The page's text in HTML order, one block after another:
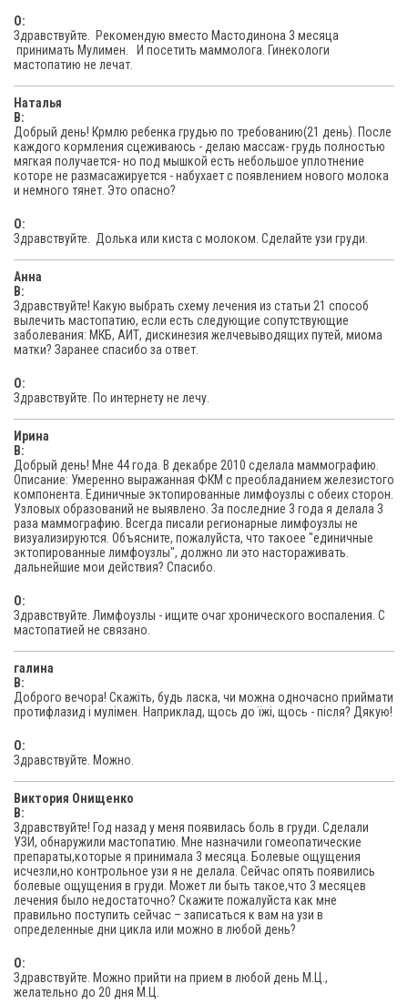
O:
Здравствуйте. Рекомендую вместо Мастодинона 3 месяца
принимать Мулимен. И посетить маммолога. Гинекологи
мастопатию не лечат.
Наталья
В:
Добрый день! Крмлю ребенка грудью по требованию(21 день). После
каждого кормления сцеживаюсь - делаю массаж- грудь полностью
мягкая получается- но под мышкой есть небольшое уплотнение
которе не размасажируется - набухает с появлением нового молока
и немного тянет. Это опасно?
O:
Здравствуйте. Долька или киста с молоком. Сделайте узи груди.
Анна
В:
Здравствуйте! Какую выбрать схему лечения из статьи 21 способ
вылечить мастопатию, если есть следующие сопутствующие
заболевания: МКБ, АИТ, дискинезия желчевыводящих путей, миома
матки? Заранее спасибо за ответ.
O:
Здравствуйте. По интернету не лечу.
Ирина
В:
Добрый день! Мне 44 года. В декабре 2010 сделала маммографию.
Описание: Умеренно выражанная ФКМ с преобладанием железистого
компонента. Единичные эктопированные лимфоузлы с обеих сторон.
Узловых образований не выявлено. За последние 3 года я делала 3
раза маммографию. Всегда писали регионарные лимфоузлы не
визуализируются. Объясните, пожалуйста, что такоее "единичные
эктопированные лимфоузлы", должно ли это настораживать.
дальнейшие мои действия? Спасибо.
O:
Здравствуйте. Лимфоузлы - ищите очаг хронического воспаления. С
мастопатией не связано.
галина
В:
Доброго вечора! Скажіть, будь ласка, чи можна одночасно приймати
протифлазид і мулімен. Наприклад, щось до їжі, щось - після? Дякую!
O:
Здравствуйте. Можно.
Виктория Онищенко
В:
Здравствуйте! Год назад у меня появилась боль в груди. Сделали
УЗИ, обнаружили мастопатию. Мне назначили гомеопатические
препараты,которые я принимала 3 месяца. Болевые ощущения
исчезли,но контрольное узи я не делала. Сейчас опять появились
болевые ощущения в груди. Может ли быть такое,что 3 месяцев
лечения было недостаточно? Скажите пожалуйста как мне
правильно поступить сейчас – записаться к вам на узи в
определенные дни цикла или можно в любой день?
O:
Здравствуйте. Можно прийти на прием в любой день М.Ц.,
желательно до 20 дня М.Ц.